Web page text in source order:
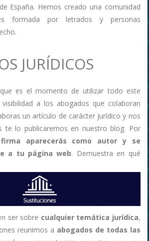
España. Hemos creado una comunidad
formada por letrados y personas
JURÍDICOS
es el momento de utilizar todo este
a los abogados que colaboran
un artículo de carácter jurídico y nos
te lo publicaremos en nuestro blog. Por
aparecerás como autor y se
a tu página web. Demuestra en qué
ser sobre cualquier temática jurídica,
reunimos a abogados de todas las